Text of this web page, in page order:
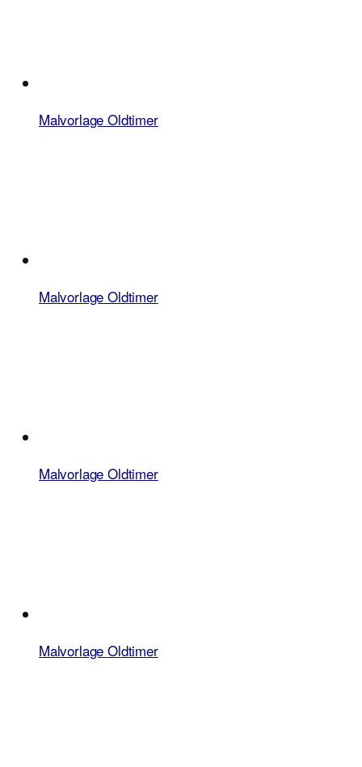
Malvorlage Oldtimer
Malvorlage Oldtimer
Malvorlage Oldtimer
Malvorlage Oldtimer